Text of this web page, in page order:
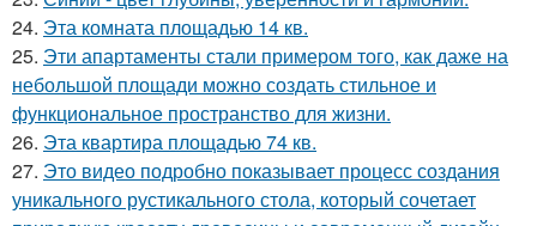
24. Эта комната площадью 14 кв.
25. Эти апартаменты стали примером того, как даже на
небольшой площади можно создать стильное и
функциональное пространство для жизни.
26. Эта квартира площадью 74 кв.
27. Это видео подробно показывает процесс создания
уникального рустикального стола, который сочетает